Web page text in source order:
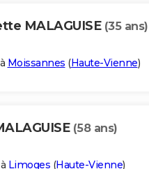
MALAGUISE (35 ans)
Moissannes (Haute-Vienne)
(58 ans)
Limoges (Haute-Vienne)